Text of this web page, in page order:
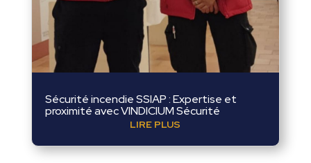
Sécurité incendie SSIAP : Expertise et
proximité avec VINDICIUM Sécurité
LIRE PLUS